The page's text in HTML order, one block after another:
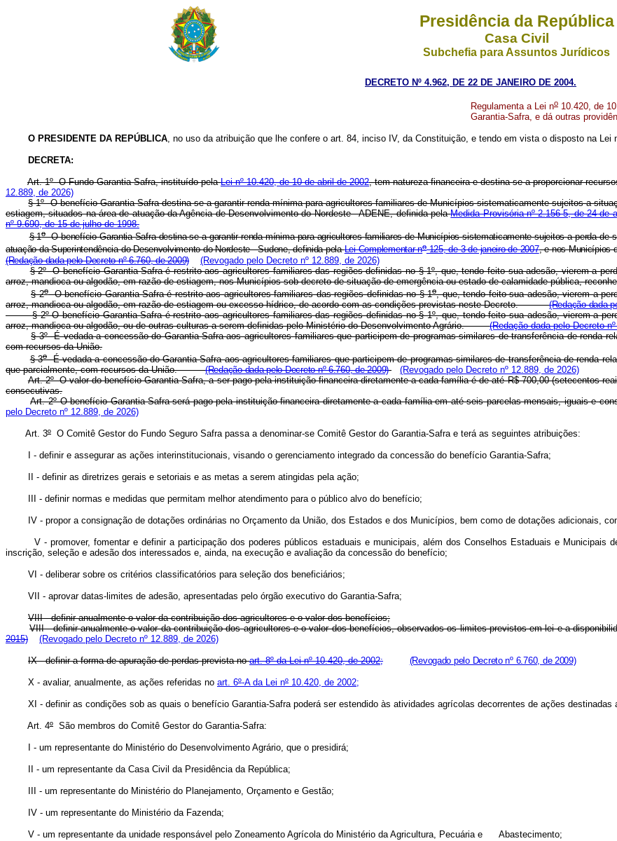
Presidência da República
Casa Civil
Subchefia para Assuntos Jurídicos
DECRETO Nº 4.962, DE 22 DE JANEIRO DE 2004.
Regulamenta a Lei no 10.420, de
Garantia-Safra, e dá outras
O PRESIDENTE DA REPÚBLICA, no uso da atribuição que lhe confere o art. 84, inciso IV, da Constituição, e tendo em vista o disposto na Lei
DECRETA:
Art. 1º O Fundo Garantia-Safra, instituído pelaLei nº 10.420, de 10 de abril de 2002, tem natureza financeira e destina-se a proporcionar
12.889, de 2026)
§ 1º O benefício Garantia-Safra destina-se a garantir renda mínima para agricultores familiares de Municípios sistematicamente sujeitos a
estiagem, situados na área de atuação da Agência de Desenvolvimento do Nordeste - ADENE, definida pelaMedida Provisória nº 2.156-5, de 24 de
nº 9.690, de 15 de julho de 1998.
§ 1oO benefício Garantia-Safra destina-se a garantir renda mínima para agricultores familiares de Municípios sistematicamente sujeitos a perda
atuação da Superintendência do Desenvolvimento do Nordeste - Sudene, definida pelaLei Complementar no125, de 3 de janeiro de 2007, e nos Municípios
(Redação dada pelo Decreto nº 6.760, de 2009)
(Revogado pelo Decreto nº 12.889, de 2026)
§ 2º O benefício Garantia-Safra é restrito aos agricultores familiares das regiões definidas no § 1º, que, tendo feito sua adesão, vierem a
arroz, mandioca ou algodão, em razão de estiagem, nos Municípios sob decreto de situação de emergência ou estado de calamidade pública,
§ 2oO benefício Garantia-Safra é restrito aos agricultores familiares das regiões definidas no § 1o, que, tendo feito sua adesão, vierem a
arroz, mandioca ou algodão, em razão de estiagem ou excesso hídrico, de acordo com as condições previstas neste Decreto.
(Redação dada
§ 2º O benefício Garantia-Safra é restrito aos agricultores familiares das regiões definidas no § 1º, que, tendo feito sua adesão, vierem a
arroz, mandioca ou algodão, ou de outras culturas a serem definidas pelo Ministério do Desenvolvimento Agrário.(Redação dada pelo Decreto
§ 3º É vedada a concessão do Garantia-Safra aos agricultores familiares que participem de programas similares de transferência de renda
com recursos da União.
§ 3oÉ vedada a concessão do Garantia-Safra aos agricultores familiares que participem de programas similares de transferência de renda
que parcialmente, com recursos da União.(Redação dada pelo Decreto nº 6.760, de 2009)
(Revogado pelo Decreto nº 12.889, de 2026)
Art. 2º O valor do benefício Garantia-Safra, a ser pago pela instituição financeira diretamente a cada família é de até R$ 700,00 (setecentos
consecutivas.
Art. 2º O benefício Garantia-Safra será pago pela instituição financeira diretamente a cada família em até seis parcelas mensais,
pelo Decreto nº 12.889, de 2026)
Art. 3º O Comitê Gestor do Fundo Seguro Safra passa a denominar-se Comitê Gestor do Garantia-Safra e terá as seguintes atribuições:
I - definir e assegurar as ações interinstitucionais, visando o gerenciamento integrado da concessão do benefício Garantia-Safra;
II - definir as diretrizes gerais e setoriais e as metas a serem atingidas pela ação;
III - definir normas e medidas que permitam melhor atendimento para o público alvo do benefício;
IV - propor a consignação de dotações ordinárias no Orçamento da União, dos Estados e dos Municípios, bem como de dotações adicionais,
V - promover, fomentar e definir a participação dos poderes públicos estaduais e municipais, além dos Conselhos Estaduais e Municipais
inscrição, seleção e adesão dos interessados e, ainda, na execução e avaliação da concessão do benefício;
VI - deliberar sobre os critérios classificatórios para seleção dos beneficiários;
VII - aprovar datas-limites de adesão, apresentadas pelo órgão executivo do Garantia-Safra;
VIII - definir anualmente o valor da contribuição dos agricultores e o valor dos benefícios;
VIII - definir anualmente o valor da contribuição dos agricultores e o valor dos benefícios, observados os limites previstos em lei e a
2015)
(Revogado pelo Decreto nº 12.889, de 2026)
IX - definir a forma de apuração de perdas prevista noart. 8º da Lei nº 10.420, de 2002; (Revogado pelo Decreto nº 6.760, de 2009)
X - avaliar, anualmente, as ações referidas no art. 6º-A da Lei nº 10.420, de 2002;
XI - definir as condições sob as quais o benefício Garantia-Safra poderá ser estendido às atividades agrícolas decorrentes de ações
Art. 4º São membros do Comitê Gestor do Garantia-Safra:
I - um representante do Ministério do Desenvolvimento Agrário, que o presidirá;
II - um representante da Casa Civil da Presidência da República;
III - um representante do Ministério do Planejamento, Orçamento e Gestão;
IV - um representante do Ministério da Fazenda;
V - um representante da unidade responsável pelo Zoneamento Agrícola do Ministério da Agricultura, Pecuária e Abastecimento;